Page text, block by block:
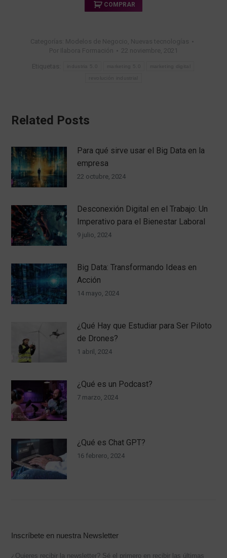
era:
COMPRAR
producto
variantes.
Las
Categorías: Modelos de Negocio, Nuevas tecnologías
Por Ilabora Formación 22 noviembre, 2021
Etiquetas:
Related Posts
Para qué sirve usar el Big Data en la
empresa
22 octubre, 2024
Desconexión Digital en el Trabajo: Un
Imperativo para el Bienestar Laboral
9 julio, 2024
Big Data: Transformando Ideas en
Acción
14 mayo, 2024
¿Qué Hay que Estudiar para Ser Piloto
de Drones?
1 abril, 2024
¿Qué es un Podcast?
7 marzo, 2024
¿Qué es Chat GPT?
16 febrero, 2024
Inscríbete en nuestra Newsletter
¿Quieres recibir la newsletter? Sé el primero en recibir las últimas